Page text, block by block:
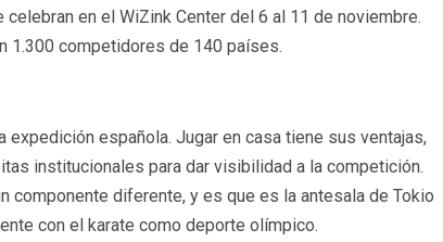
en el WiZink Center del 6 al 11 de noviembre.
1.300 competidores de 140 países.
española. Jugar en casa tiene sus ventajas,
institucionales para dar visibilidad a la competición.
componente diferente, y es que es la antesala de Tokio
con el karate como deporte olímpico.